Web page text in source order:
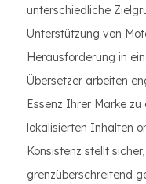
unterschiedliche
Unterstützung von
Herausforderung in
Übersetzer arbeiten
Essenz Ihrer Marke
lokalisierten Inhalten
Konsistenz stellt
grenzüberschreitend